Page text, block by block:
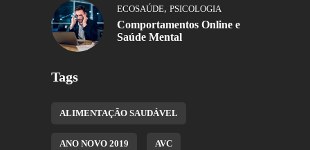
ECOSAÚDE, PSICOLOGIA
Comportamentos Online e
Saúde Mental
Tags
ALIMENTAÇÃO SAUDÁVEL
ANO NOVO 2019 AVC